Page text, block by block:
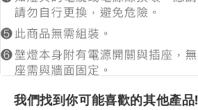
我們找到你可能喜歡的其他產品!